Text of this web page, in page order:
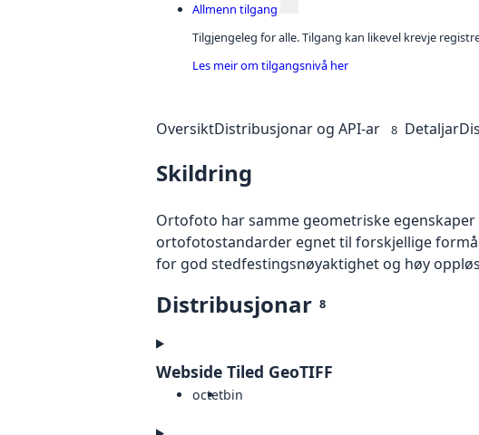
Allmenn tilgang
Tilgjengeleg for alle. Tilgang kan likevel krevje
Les meir om tilgangsnivå her
OversiktDistribusjonar og API-ar 8 Detaljar
Skildring
Ortofoto har samme geometriske
ortofotostandarder egnet til forskjellige
for god stedfestingsnøyaktighet og høy
Distribusjonar 8
Webside Tiled GeoTIFF
octetbin